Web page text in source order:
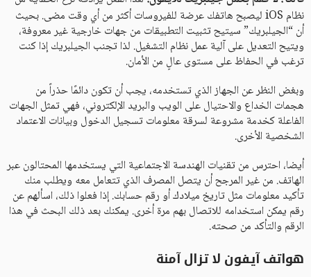
نظام iOS ليصبح هاتفك عرضة للفيروسات أكثر من أي وقت مضى. بحيث
أن “الجيلبريك” سيتيح تثبيت التطبيقات من جهات خارجية غير معروفة،
ويتيح التعديل على آلية عمل نظام التشغيل. لذا تجنب الجيلبريك إذا كنت
ترغب في الحفاظ على مستوى عالٍ من الأمان.
وبغض النظر عن الجهاز الذي تستخدمه، يجب أن تكون دائمًا حذراً من
هجمات الخداع والاحتيال على الويب والبريد الإلكتروني، فهي تمثل الجهات
الفاعلة كخدمة مشروعة لسرقة معلومات تسجيل الدخول وبيانات الاعتماد
الشخصية الأخرى.
أيضا، احترس من تقنيات الهندسة الاجتماعية التي يستخدمها المحتالون عبر
الهاتف. من غير المرجح أن يتصل المصرف الذي تتعامل معه ويطلب منك
تأكيد معلومات مثل تاريخ ميلادك أو رقم حسابك. إذا فعلوا ذلك، اسألهم عن
رقم يمكن استخدامه للاتصال بهم مرة أخرى. يمكنك بعد ذلك البحث في هذا
الرقم والتأكد من صحته.
هواتف آيفون لا تزال آمنة